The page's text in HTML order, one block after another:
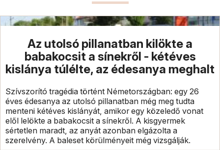
Az utolsó pillanatban kilökte a
babakocsit a sínekről - kétéves
kislánya túlélte, az édesanya meghalt
Szívszorító tragédia történt Németországban: egy 26
éves édesanya az utolsó pillanatban még meg tudta
menteni kétéves kislányát, amikor egy közeledő vonat
elől lelökte a babakocsit a sínekről. A kisgyermek
sértetlen maradt, az anyát azonban elgázolta a
szerelvény. A baleset körülményeit még vizsgálják.